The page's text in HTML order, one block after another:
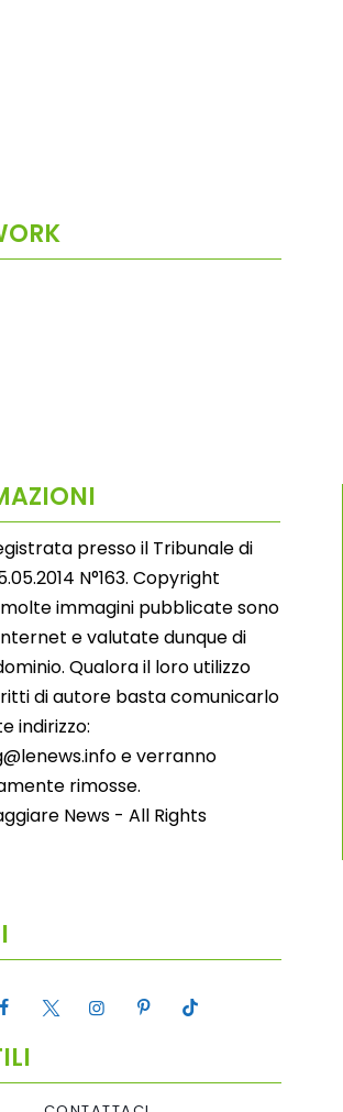
presso il Tribunale di
N°163. Copyright
immagini pubblicate sono
e valutate dunque di
Qualora il loro utilizzo
di autore basta comunicarlo
indirizzo:
e verranno
rimosse.
News - All Rights